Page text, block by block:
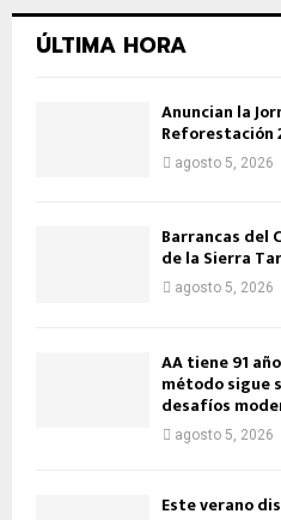
ÚLTIMA HORA
Anuncian la
Reforestación
agosto 5, 2026
Barrancas del
de la Sierra
agosto 5, 2026
AA tiene 91
método sigue
desafíos
agosto 5, 2026
Este verano